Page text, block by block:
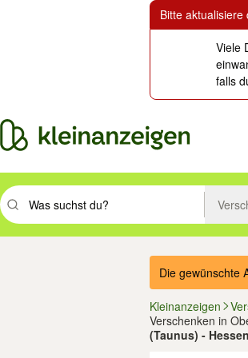
Bitte
Viele
falls
Suchbegriff eingeben. Eingabetaste drücken
Die gewünschte
Kleinanzeigen
Verschenken in
(Taunus) - Hessen